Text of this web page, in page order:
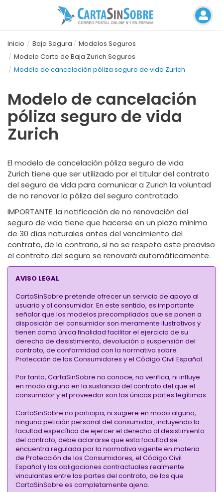
Inicio Baja Segura
Modelos Seguros
Modelo Carta de Baja Zurich Seguros
Modelo de cancelación póliza seguro de vida Zurich
Modelo de cancelación
póliza seguro de vida
Zurich
El modelo de cancelación póliza seguro de vida
Zurich tiene que ser utilizado por el titular del contrato
del seguro de vida para comunicar a Zurich la voluntad
de no renovar la póliza del seguro contratado.
IMPORTANTE: la notificación de no renovación del
seguro de vida tiene que hacerse en un plazo mínimo
de 30 días naturales antes del vencimiento del
contrato, de lo contrario, si no se respeta este preaviso
el contrato del seguro se renovará automáticamente.
AVISO LEGAL
CartaSinSobre pretende ofrecer un servicio de apoyo al
usuario y al consumidor. En este sentido, es importante
señalar que los modelos precompilados que se ponen a
disposición del consumidor son meramente ilustrativos y
tienen como única finalidad facilitar el ejercicio de su
derecho de desistimiento, devolución o suspensión del
contrato, de conformidad con la normativa sobre
Protección de los Consumidores y el Código Civil Español.
Por tanto, CartaSinSobre no conoce, no verifica, ni influye
en modo alguno en la sustancia del contrato del que el
consumidor y el proveedor son las únicas partes legítimas.
CartaSinSobre no participa, ni sugiere en modo alguno,
ninguna petición personal del consumidor, incluyendo la
facultad específica de ejercer el derecho al desistimiento
del contrato, debe aclararse que esta facultad se
encuentra regulada por la normativa vigente en materia
de Protección de los Consumidores, el Código Civil
Español y las obligaciones contractuales realmente
vinculantes entre las partes del contrato, de las que
CartaSinSobre es completamente ajena.